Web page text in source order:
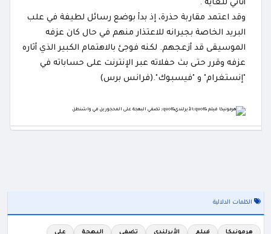
أناني للغاية".
وقد اعتمد مقاربة حذرة، إذ بدأ بوضع رسائل لطيفة في علب
البريد الخاصة بجيرانه للاعتذار منهم في حال كان عزفه
الموسيقى قد أزعجهم. لكنه فوجئ بالاهتمام الكبير الذي أثاره
عزفه وقرر حتى بث حفلاته عبر الإنترنت على حساباته في
"إنستغرام" و "فيسبوك".(فرانس برس)
الكلمات الدلالية
هرمونيكا فيلم الأيرلندي تضفي البهجة على